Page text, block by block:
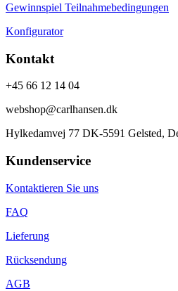
Gewinnspiel Teilnahmebedingungen
Konfigurator
Kontakt
+45 66 12 14 04
webshop@carlhansen.dk
Hylkedamvej 77 DK-5591 Gelsted,
Kundenservice
Kontaktieren Sie uns
FAQ
Lieferung
Rücksendung
AGB